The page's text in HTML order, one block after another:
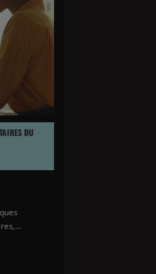
DU